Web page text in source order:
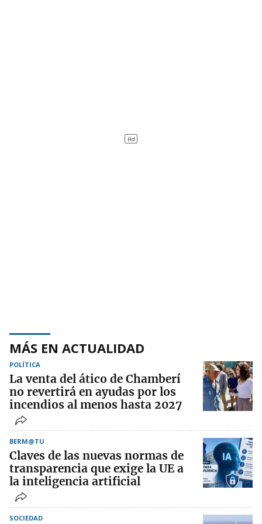
MÁS EN ACTUALIDAD
POLÍTICA
La venta del ático de Chamberí
no revertirá en ayudas por los
incendios al menos hasta 2027
BERM@TU
Claves de las nuevas normas de
transparencia que exige la UE a
la inteligencia artificial
SOCIEDAD